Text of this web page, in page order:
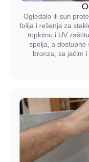
Ogledalo ili sun
folija i rešenja za
toplotnu i UV
spolja, a dostupne
bronza, sa jačim